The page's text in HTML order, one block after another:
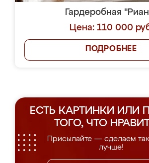
Гардеробная
Цена: 110 000
ПОДРОБНЕЕ
ЕСТЬ КАРТИНКИ ИЛИ
ТОГО, ЧТО
Присылайте — сделаем
лучше!